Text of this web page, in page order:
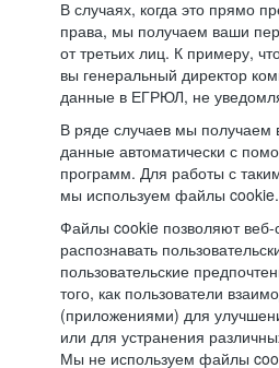
В случаях, когда это прямо
права, мы получаем ваши
от третьих лиц. К примеру,
вы генеральный директор
данные в ЕГРЮЛ, не
В ряде случаев мы
данные автоматически с
программ. Для работы с
мы используем файлы cookie.
Файлы cookie позволяют
распознавать
пользовательские
того, как пользователи
(приложениями) для
или для устранения
Мы не используем файлы